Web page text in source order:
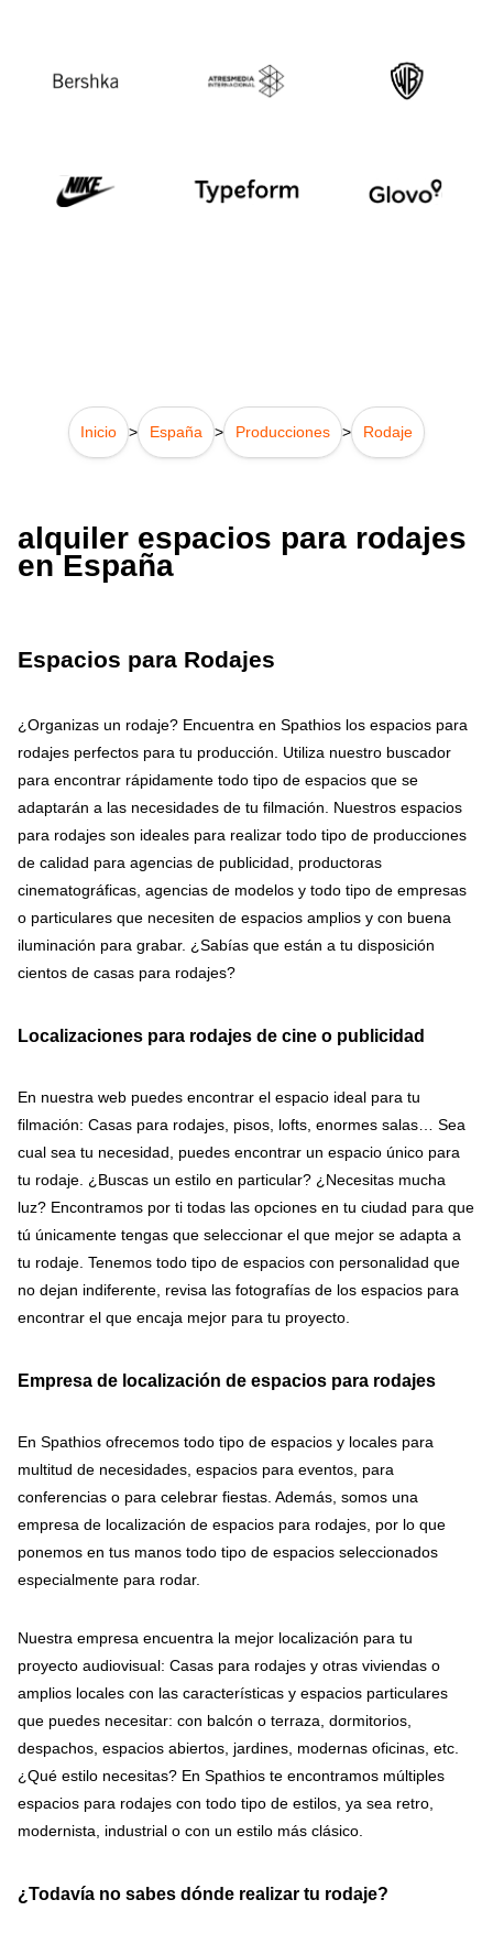
Inicio > España > Producciones > Rodaje
alquiler espacios para rodajes
en España
Espacios para Rodajes
¿Organizas un rodaje? Encuentra en Spathios los espacios para
rodajes perfectos para tu producción. Utiliza nuestro buscador
para encontrar rápidamente todo tipo de espacios que se
adaptarán a las necesidades de tu filmación. Nuestros espacios
para rodajes son ideales para realizar todo tipo de producciones
de calidad para agencias de publicidad, productoras
cinematográficas, agencias de modelos y todo tipo de empresas
o particulares que necesiten de espacios amplios y con buena
iluminación para grabar. ¿Sabías que están a tu disposición
cientos de casas para rodajes?
Localizaciones para rodajes de cine o publicidad
En nuestra web puedes encontrar el espacio ideal para tu
filmación: Casas para rodajes, pisos, lofts, enormes salas… Sea
cual sea tu necesidad, puedes encontrar un espacio único para
tu rodaje. ¿Buscas un estilo en particular? ¿Necesitas mucha
luz? Encontramos por ti todas las opciones en tu ciudad para que
tú únicamente tengas que seleccionar el que mejor se adapta a
tu rodaje. Tenemos todo tipo de espacios con personalidad que
no dejan indiferente, revisa las fotografías de los espacios para
encontrar el que encaja mejor para tu proyecto.
Empresa de localización de espacios para rodajes
En Spathios ofrecemos todo tipo de espacios y locales para
multitud de necesidades, espacios para eventos, para
conferencias o para celebrar fiestas. Además, somos una
empresa de localización de espacios para rodajes, por lo que
ponemos en tus manos todo tipo de espacios seleccionados
especialmente para rodar.
Nuestra empresa encuentra la mejor localización para tu
proyecto audiovisual: Casas para rodajes y otras viviendas o
amplios locales con las características y espacios particulares
que puedes necesitar: con balcón o terraza, dormitorios,
despachos, espacios abiertos, jardines, modernas oficinas, etc.
¿Qué estilo necesitas? En Spathios te encontramos múltiples
espacios para rodajes con todo tipo de estilos, ya sea retro,
modernista, industrial o con un estilo más clásico.
¿Todavía no sabes dónde realizar tu rodaje?